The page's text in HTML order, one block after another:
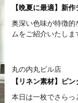
【晩夏に最適】新
奥深い色味が特徴的
ムをご紹介いたしま
丸の内丸ビル店
【リネン素材】ピ
本日は一枚でさらっ